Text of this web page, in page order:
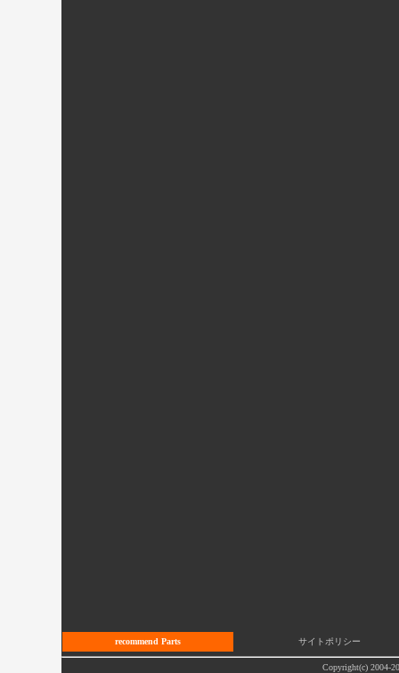
recommend Parts サイトポリシー
Copyright(c) 2004-